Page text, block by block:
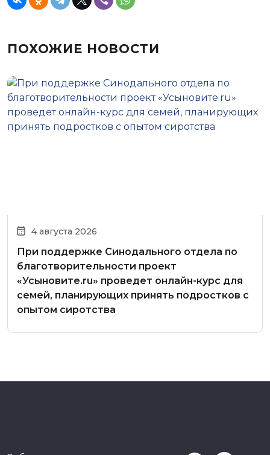
ПОХОЖИЕ НОВОСТИ
4 августа 2026
При поддержке Синодального отдела по
благотворительности проект
«Усыновите.ru» проведет онлайн-курс для
семей, планирующих принять подростков с
опытом сиротства